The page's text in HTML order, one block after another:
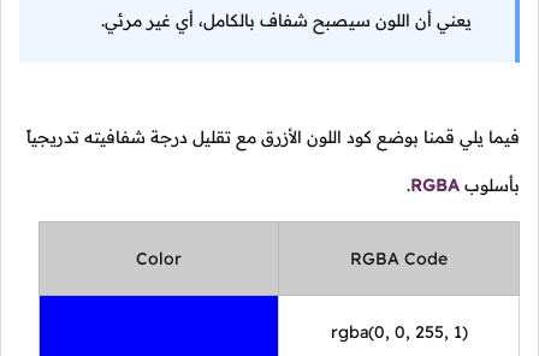
يعني أن اللون سيصبح شفاف بالكامل، أي غير مرئي.
فيما يلي قمنا بوضع كود اللون الأزرق مع تقليل درجة شفافيته تدريجياً
بأسلوب RGBA
.
RGBA Code
Color
rgba(0, 0, 255, 1)